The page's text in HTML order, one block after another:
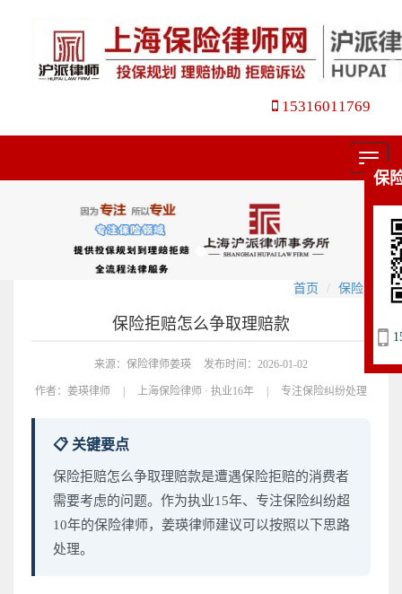
15316011769
菜
单
首页 保险理赔
保险拒赔怎么争取理赔款
来源：保险律师姜瑛 发布时间：2026-01-02
作者： 姜瑛律师 | 上海保险律师 · 执业16年 | 专注保险纠纷处理
📋 关键要点
保险拒赔怎么争取理赔款是遭遇保险拒赔的消费者
需要考虑的问题。作为执业15年、专注保险纠纷超
10年的保险律师，姜瑛律师建议可以按照以下思路
处理。
保